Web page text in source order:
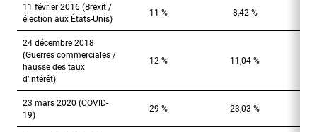
11 février 2016 (Brexit /
élection aux États-Unis)
-11 % 8,42 %
24 décembre 2018
(Guerres commerciales /
hausse des taux
d’intérêt)
-12 % 11,04 %
23 mars 2020 (COVID-
19)
-29 % 23,03 %